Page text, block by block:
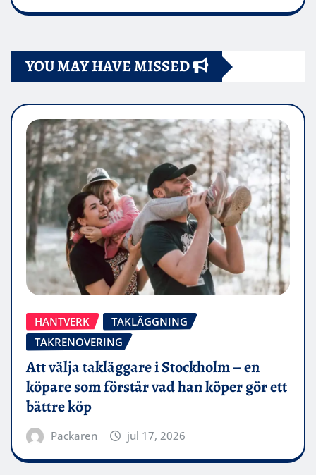
YOU MAY HAVE MISSED
HANTVERK
TAKLÄGGNING
TAKRENOVERING
Att välja takläggare i Stockholm – en
köpare som förstår vad han köper gör ett
bättre köp
Packaren jul 17, 2026